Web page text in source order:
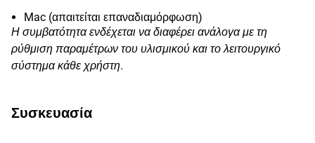
Mac (απαιτείται επαναδιαμόρφωση)
Η συμβατότητα ενδέχεται να διαφέρει ανάλογα με τη
ρύθμιση παραμέτρων του υλισμικού και το λειτουργικό
σύστημα κάθε χρήστη.
Συσκευασία